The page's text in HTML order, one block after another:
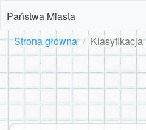
Państwa Miasta
Strona główna Klasyfikacja